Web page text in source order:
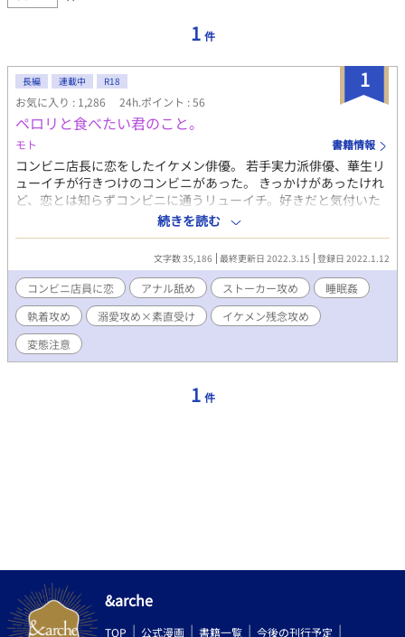
1 件
1
長編 連載中 R18
お気に入り : 1,286 24h.ポイント : 56
ペロリと食べたい君のこと。
モト 書籍情報
コンビニ店長に恋をしたイケメン俳優。 若手実力派俳優、華生リ
ューイチが行きつけのコンビニがあった。 きっかけがあったけれ
ど、恋とは知らずコンビニに通うリューイチ。好きだと気付いた
時には見るだけでは物足りなくて、触れるととても甘くてペロリ
と食べたいくらい美味しそうだった。 コンビニ店長大好きすぎて
ペロペロしたいイケメン俳優。変態溺愛執着です。 ！！ご注
意！！ タグをしっかりお読みの上地雷のない方のみお越しくださ
い。 攻めがド変態、流され受け、ペロペロ、キャンディー、ミル
ク、美味しい、アナル舐め、乳首イキ、ぶっかけ、ストーカー、
受けが大好きすぎる、睡眠姦(未合体)、ギャグではない、パンツ--
----なのに純愛。
続きを読む
文字数 35,186 最終更新日 2022.3.15 登録日 2022.1.12
コンビニ店員に恋 アナル舐め ストーカー攻め
睡眠姦
執着攻め
溺愛攻め×素直受け
イケメン残念攻め
変態注意
1 件
&arche
TOP 公式漫画 書籍一覧 今後の刊行予定